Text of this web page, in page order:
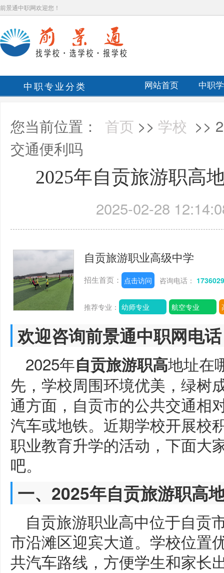
前景通中职网欢迎您！
中职专业分类 网站首页 中职
您当前位置： 首页 >> 学校 >>
交通便利吗
2025年自贡旅游职高
2025-02-28
自贡旅游职业高级中学
招生首页： 点击访问 咨询电话：
推荐专业： 幼师专业 航空专业
欢迎咨询前景通中职网电
2025年自贡旅游职高地址在
先，学校周围环境优美，绿树
通方面，自贡市的公共交通相
汽车或地铁。近期学校开展校
职业教育升学的活动，下面大
吧。
一、2025年自贡旅游职高
自贡旅游职业高中位于自贡
市沿滩区迎宾大道。学校位置
共汽车路线，方便学生和家长